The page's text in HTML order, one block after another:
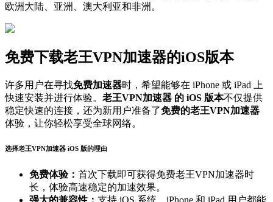
欧洲大陆、亚洲、澳大利亚和非洲。
免费下载老王VPN加速器的iOS版本
许多用户在寻找免费加速器时，希望能够在 iPhone 或 iPad 上
快速安装并进行体验。 老王VPN加速器 的 iOS 版本不仅提供
稳定快速的连接，还为新用户准备了免费的老王VPN加速器
体验，让你轻松享受全球网络。
选择老王VPN加速器 iOS 版的理由
免费体验： 首次下载即可获得免费老王VPN加速器时
长，体验高速稳定的加速效果。